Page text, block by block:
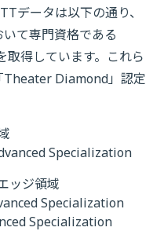
データは以下の通り、
て専門資格である
取得しています。これら
Theater Diamond」認定
Specialization
ッジ領域
Specialization
Specialization